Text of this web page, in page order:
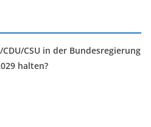
CSU in der Bundesregierung
halten?